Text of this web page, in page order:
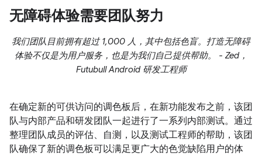
无障碍体验需要团队努力
我们团队目前拥有超过 1,000 人，其中包括色盲。打造无障碍
体验不仅是为用户服务，也是为我们自己提供帮助。 - Zed，
Futubull Android 研发工程师
在确定新的可供访问的调色板后，在新功能发布之前，该团
队与内部产品和研发团队一起进行了一系列内部测试。通过
整理团队成员的评估、自测，以及测试工程师的帮助，该团
队确保了新的调色板可以满足更广大的色觉缺陷用户的体